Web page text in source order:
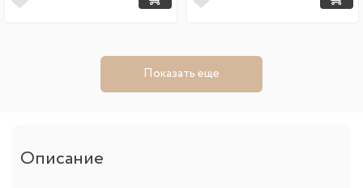
Показать еще
Описание